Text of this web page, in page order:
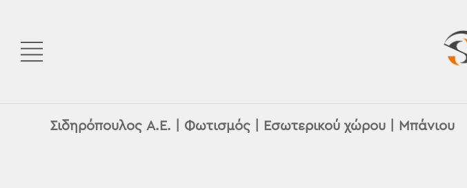
Σιδηρόπουλος Α.Ε. Φωτισμός Εσωτερικού χώρου Μπάνιου